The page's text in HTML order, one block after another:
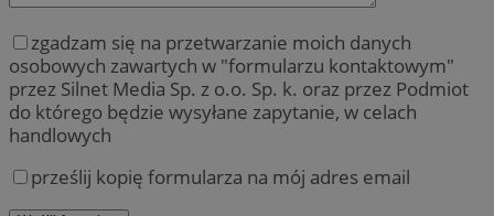
zgadzam się na przetwarzanie moich danych
osobowych zawartych w "formularzu kontaktowym"
przez Silnet Media Sp. z o.o. Sp. k. oraz przez Podmiot
do którego będzie wysyłane zapytanie, w celach
handlowych
prześlij kopię formularza na mój adres email